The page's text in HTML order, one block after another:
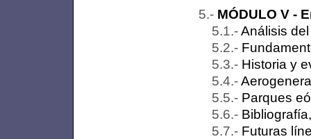
MÓDULO V -
Análisis
Historia y
Parques
Futuras